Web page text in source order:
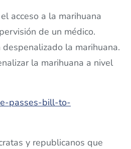
acceso a la marihuana
de un médico.
la marihuana.
la marihuana a nivel
passes-bill-to-
y republicanos que